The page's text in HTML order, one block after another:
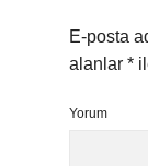
E-posta
alanlar *
Yorum